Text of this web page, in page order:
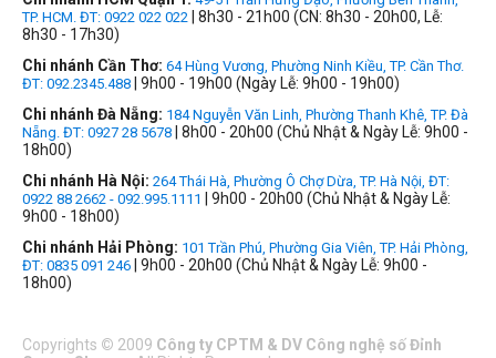
TP. HCM. ĐT: 0922 022 022 | 8h30 - 21h00 (CN: 8h30 - 20h00, Lễ:
8h30 - 17h30)
Chi nhánh Cần Thơ: 64 Hùng Vương, Phường Ninh Kiều, TP. Cần Thơ.
ĐT: 092.2345.488 | 9h00 - 19h00 (Ngày Lễ: 9h00 - 19h00)
Chi nhánh Đà Nẵng: 184 Nguyễn Văn Linh, Phường Thanh Khê, TP. Đà
Nẵng. ĐT: 0927 28 5678 | 8h00 - 20h00 (Chủ Nhật & Ngày Lễ: 9h00 -
18h00)
Chi nhánh Hà Nội: 264 Thái Hà, Phường Ô Chợ Dừa, TP. Hà Nội, ĐT:
0922 88 2662 - 092.995.1111
| 9h00 - 20h00 (Chủ Nhật & Ngày Lễ:
9h00 - 18h00)
Chi nhánh Hải Phòng: 101 Trần Phú, Phường Gia Viên, TP. Hải Phòng,
ĐT: 0835 091 246 | 9h00 - 20h00 (Chủ Nhật & Ngày Lễ: 9h00 -
18h00)
Copyrights © 2009 Công ty CPTM & DV Công nghệ số Đỉnh